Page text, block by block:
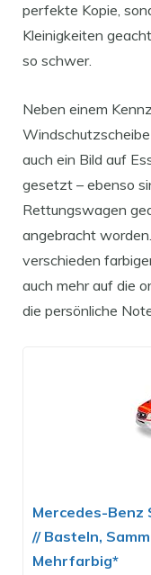
perfekte Kopie,
Kleinigkeiten
so schwer.
Neben einem
auch ein Bild auf
gesetzt – ebenso
Rettungswagen
angebracht
verschieden
auch mehr auf die
die persönliche
Mercedes-
// Basteln,
Mehrfarbig*